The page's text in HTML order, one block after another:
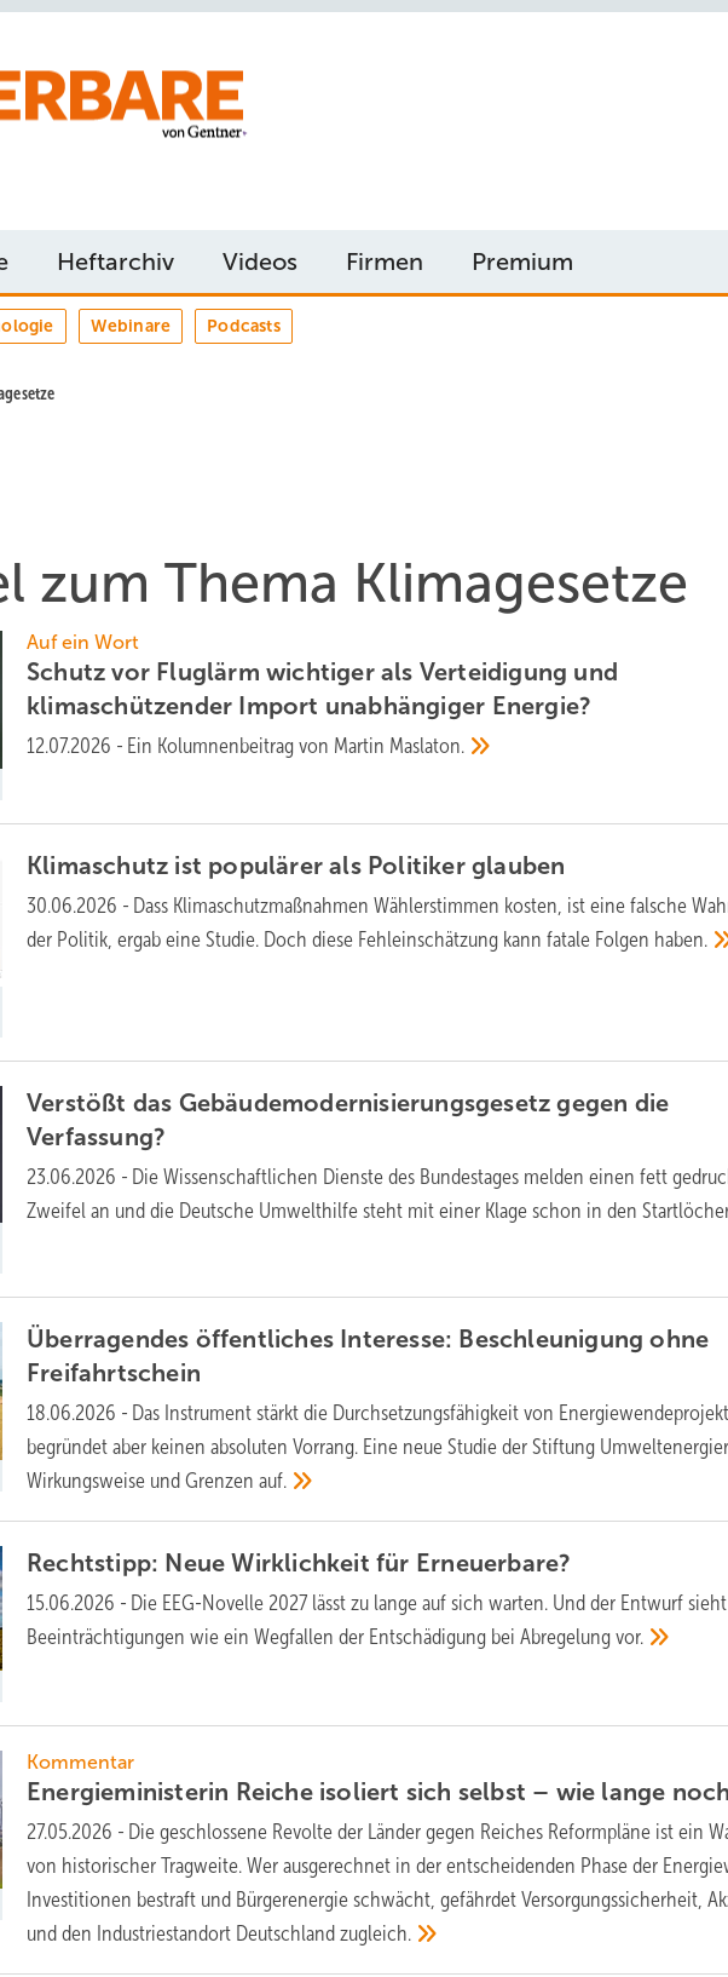
Heftarchiv Videos Firmen Premium
Webinare Podcasts
zum Thema Klimagesetze
Auf ein Wort
Schutz vor Fluglärm wichtiger als Verteidigung und
klimaschützender Import unabhängiger Energie?
12.07.2026 - Ein Kolumnenbeitrag von Martin Maslaton.
Klimaschutz ist populärer als Politikerglauben
30.06.2026 - Dass Klimaschutzmaßnahmen Wählerstimmen kosten, ist eine falsche
der Politik, ergab eine Studie. Doch diese Fehleinschätzung kann fatale Folgen haben.
Verstößt das Gebäudemodernisierungsgesetz gegen die
Verfassung?
23.06.2026 - Die Wissenschaftlichen Dienste des Bundestages melden einen fett
Zweifel an und die Deutsche Umwelthilfe steht mit einer Klage schon in den
Überragendes öffentliches Interesse: Beschleunigung ohne
Freifahrtschein
18.06.2026 - Das Instrument stärkt die Durchsetzungsfähigkeit von
begründet aber keinen absoluten Vorrang. Eine neue Studie der Stiftung
Wirkungsweise und Grenzenauf.
Rechtstipp: Neue Wirklichkeit für Erneuerbare?
15.06.2026 - Die EEG-Novelle 2027 lässt zu lange auf sich warten. Und der Entwurf
Beeinträchtigungen wie ein Wegfallen der Entschädigung bei Abregelungvor.
Kommentar
Energieministerin Reiche isoliert sich selbst – wie lange
27.05.2026 - Die geschlossene Revolte der Länder gegen Reiches Reformpläne ist ein
von historischer Tragweite. Wer ausgerechnet in der entscheidenden Phase der
Investitionen bestraft und Bürgerenergie schwächt, gefährdet Versorgungssicherheit,
und den Industriestandort Deutschlandzugleich.